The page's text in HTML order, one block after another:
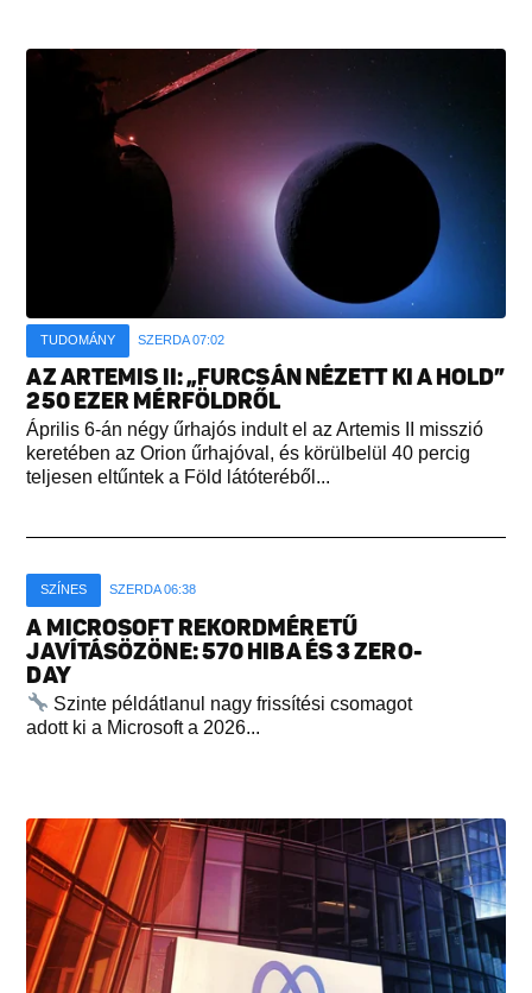
TUDOMÁNY SZERDA 07:02
AZ ARTEMIS II: „FURCSÁN NÉZETT KI A HOLD”
250 EZER MÉRFÖLDRŐL
Április 6-án négy űrhajós indult el az Artemis II misszió
keretében az Orion űrhajóval, és körülbelül 40 percig
teljesen eltűntek a Föld látóteréből...
SZÍNES SZERDA 06:38
A MICROSOFT REKORDMÉRETŰ
JAVÍTÁSÖZÖNE: 570 HIBA ÉS 3 ZERO-
DAY
Szinte példátlanul nagy frissítési csomagot
adott ki a Microsoft a 2026...